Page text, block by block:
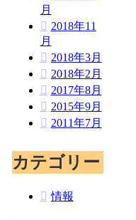
月
2018年11
月
2018年3月
2018年2月
2017年8月
2015年9月
2011年7月
カテゴリー
情報